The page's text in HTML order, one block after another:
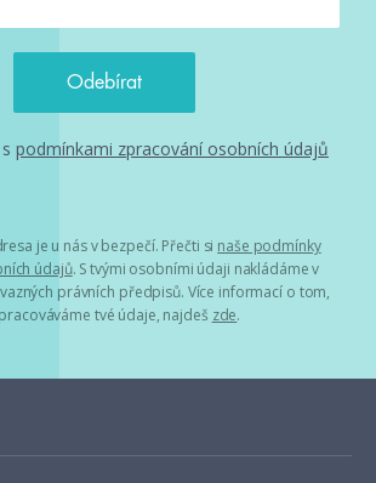
podmínkami zpracování osobních údajů
je u nás v bezpečí. Přečti si naše podmínky
údajů. S tvými osobními údaji nakládáme v
právních předpisů. Více informací o tom,
tvé údaje, najdeš zde.